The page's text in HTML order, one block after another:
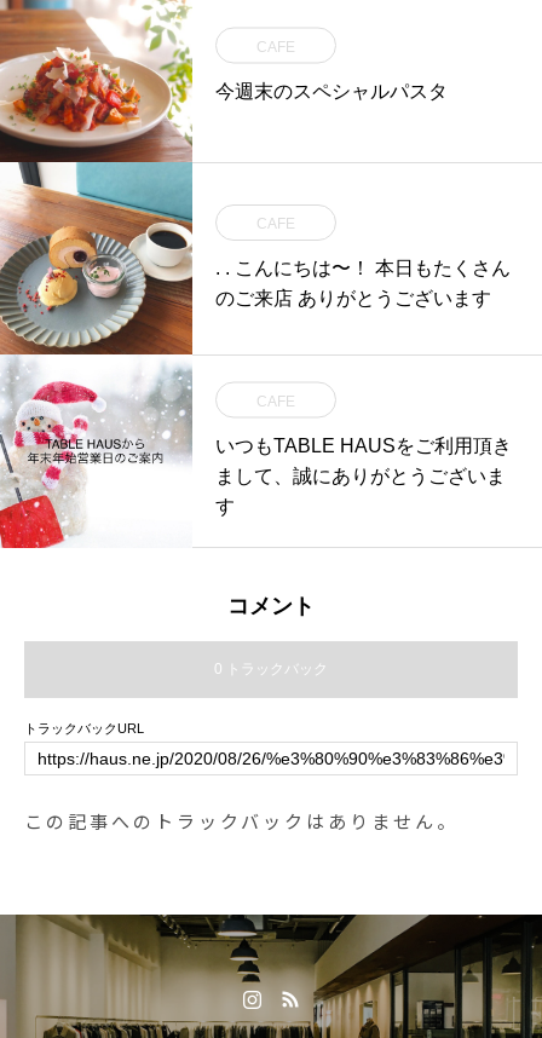
CAFE
今週末のスペシャルパスタ
CAFE
. . こんにちは〜！ 本日もたくさん
のご来店 ありがとうございます
CAFE
いつもTABLE HAUSをご利用頂き
まして、誠にありがとうございま
す
コメント
0 トラックバック
トラックバックURL
この記事へのトラックバックはありません。